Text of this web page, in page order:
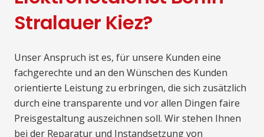
Stralauer Kiez?
Unser Anspruch ist es, für unsere Kunden eine
fachgerechte und an den Wünschen des Kunden
orientierte Leistung zu erbringen, die sich zusätzlich
durch eine transparente und vor allen Dingen faire
Preisgestaltung auszeichnen soll. Wir stehen Ihnen
bei der Reparatur und Instandsetzung von